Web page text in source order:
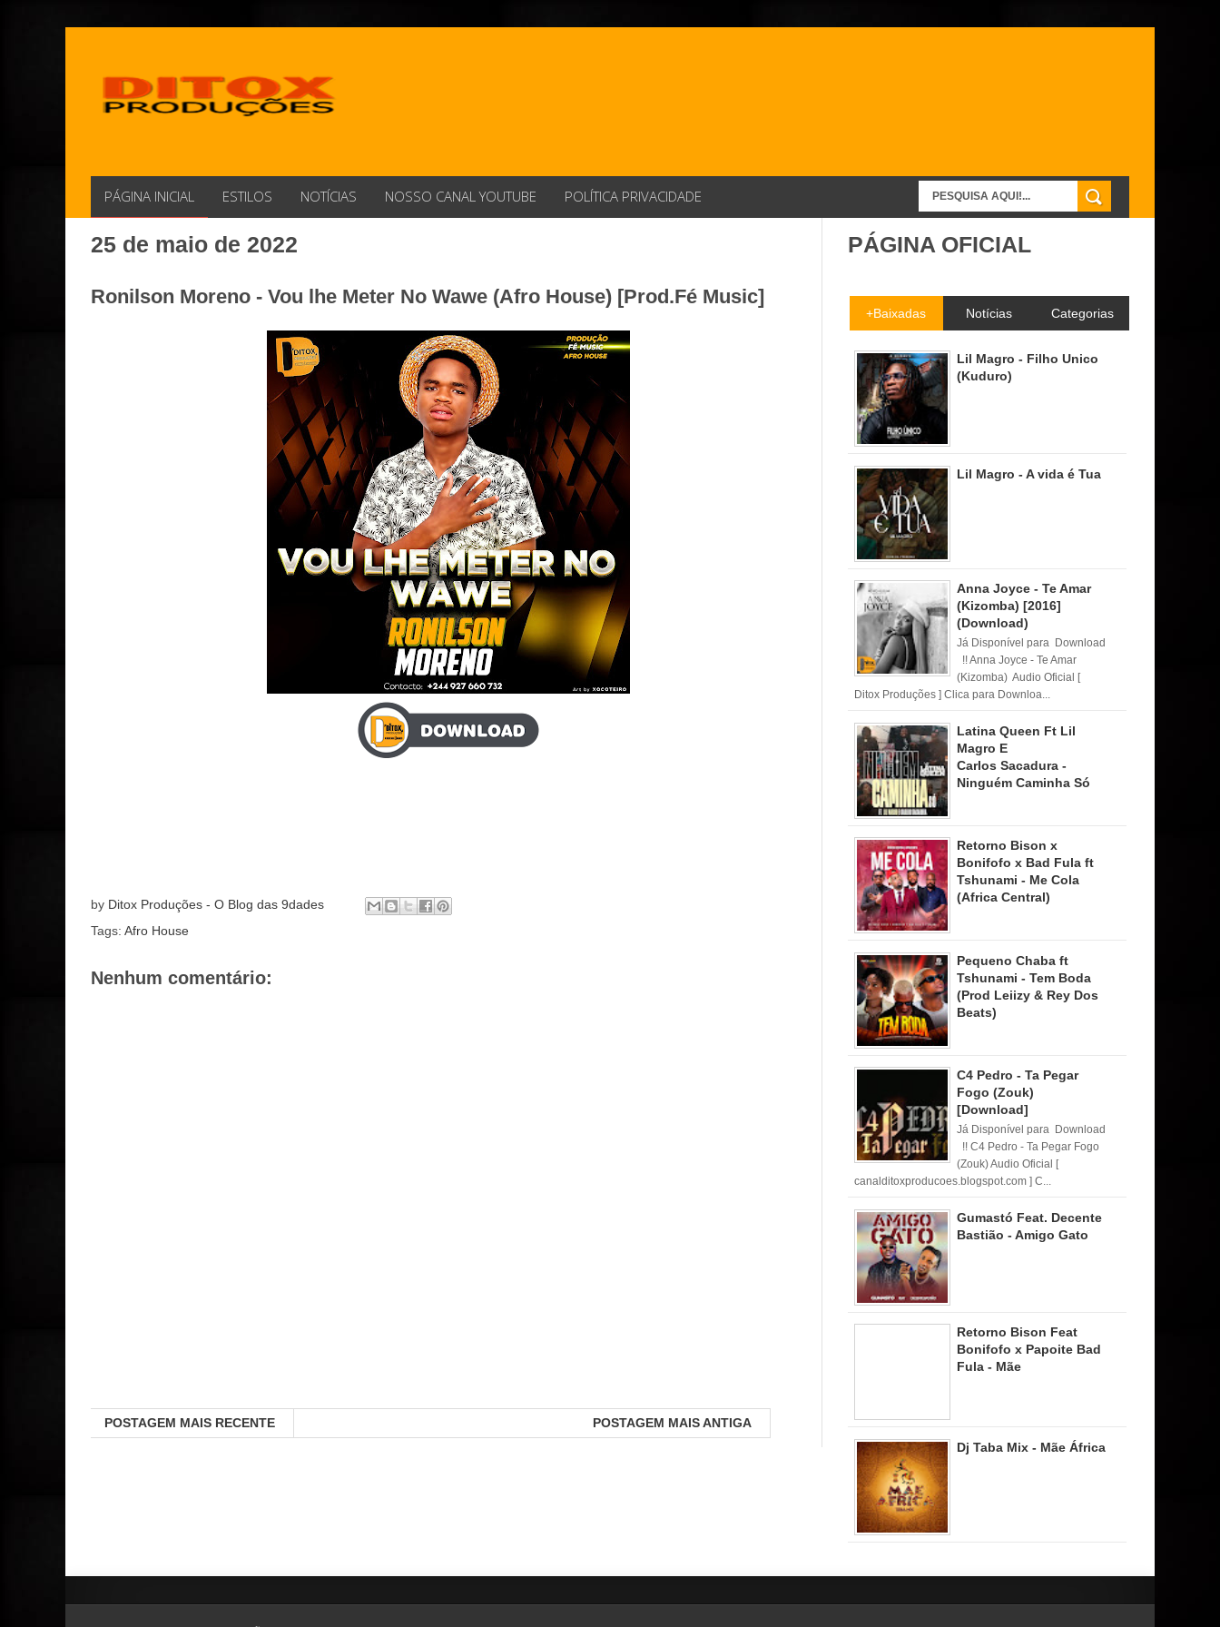
PÁGINA INICIAL ESTILOS NOTÍCIAS NOSSO CANAL YOUTUBE POLÍTICA PRIVACIDADE
25 de maio de 2022
Ronilson Moreno - Vou lhe Meter No Wawe (Afro House) [Prod.Fé Music]
by Ditox Produções - O Blog das 9dades
Tags: Afro House
Nenhum comentário:
POSTAGEM MAIS RECENTE POSTAGEM MAIS ANTIGA
PÁGINA OFICIAL
+Baixadas Notícias Categorias
Lil Magro - Filho Unico
(Kuduro)
Lil Magro - A vida é Tua
Anna Joyce - Te Amar
(Kizomba) [2016]
(Download)
Já Disponível para Download
!! Anna Joyce - Te Amar
(Kizomba) Audio Oficial [
Ditox Produções ] Clica para Downloa...
Latina Queen Ft Lil
Magro E
Carlos Sacadura -
Ninguém Caminha Só
Retorno Bison x
Bonifofo x Bad Fula ft
Tshunami - Me Cola
(Africa Central)
Pequeno Chaba ft
Tshunami - Tem Boda
(Prod Leiizy & Rey Dos
Beats)
C4 Pedro - Ta Pegar
Fogo (Zouk)
[Download]
Já Disponível para Download
!! C4 Pedro - Ta Pegar Fogo
(Zouk) Audio Oficial [
canalditoxproducoes.blogspot.com ] C...
Gumastó Feat. Decente
Bastião - Amigo Gato
Retorno Bison Feat
Bonifofo x Papoite Bad
Fula - Mãe
Dj Taba Mix - Mãe África